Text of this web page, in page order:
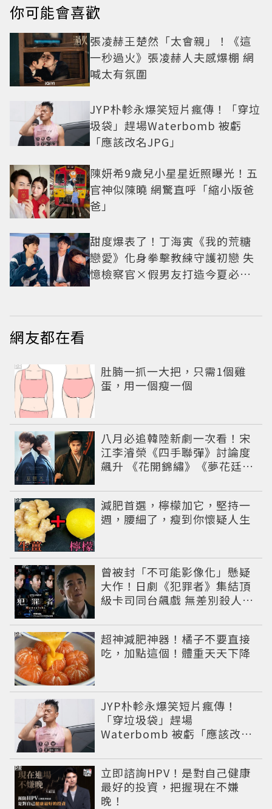
你可能會喜歡
張凌赫王楚然「太會親」！《這
一秒過火》張凌赫人夫感爆棚 網
喊太有氛圍
JYP朴軫永爆笑短片瘋傳！「穿垃
圾袋」趕場Waterbomb 被虧
「應該改名JPG」
陳妍希9歲兒小星星近照曝光！五
官神似陳曉 網驚直呼「縮小版爸
爸」
甜度爆表了！丁海寅《我的荒糖
戀愛》化身拳擊教練守護初戀 失
憶檢察官×假男友打造今夏必看
網友都在看
肚腩一抓一大把，只需1個雞
蛋，用一個瘦一個
PR
八月必追韓陸新劇一次看！宋
江李濬榮《四手聯彈》討論度
飆升 《花開錦繡》《夢花廷》
減肥首選，檸檬加它，堅持一
週，腰細了，瘦到你懷疑人生
PR
曾被封「不可能影像化」懸疑
大作！日劇《犯罪者》集結頂
級卡司同台飆戲 無差別殺人案
超神減肥神器！橘子不要直接
吃，加點這個！體重天天下降
PR
JYP朴軫永爆笑短片瘋傳！
「穿垃圾袋」趕場
Waterbomb 被虧「應該改名
立即諮詢HPV！是對自己健康
最好的投資，把握現在不嫌
晚！
PR